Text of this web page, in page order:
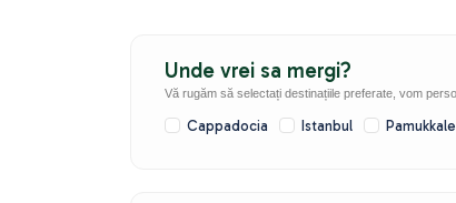
Unde vrei sa mergi?
Vă rugăm să selectați destinațiile preferate, vom
Cappadocia Istanbul Pamukkale